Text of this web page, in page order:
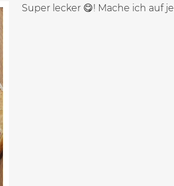
Super lecker 😋! Mache ich auf